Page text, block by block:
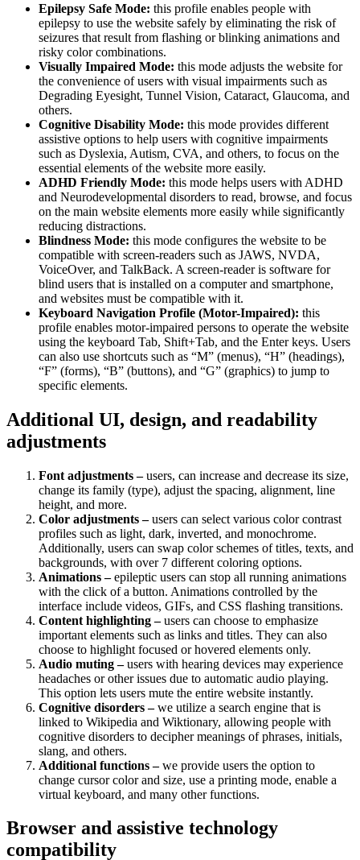
Epilepsy Safe Mode: this profile enables people with
epilepsy to use the website safely by eliminating the risk of
seizures that result from flashing or blinking animations and
risky color combinations.
Visually Impaired Mode: this mode adjusts the website for
the convenience of users with visual impairments such as
Degrading Eyesight, Tunnel Vision, Cataract, Glaucoma, and
others.
Cognitive Disability Mode: this mode provides different
assistive options to help users with cognitive impairments
such as Dyslexia, Autism, CVA, and others, to focus on the
essential elements of the website more easily.
ADHD Friendly Mode: this mode helps users with ADHD
and Neurodevelopmental disorders to read, browse, and focus
on the main website elements more easily while significantly
reducing distractions.
Blindness Mode: this mode configures the website to be
compatible with screen-readers such as JAWS, NVDA,
VoiceOver, and TalkBack. A screen-reader is software for
blind users that is installed on a computer and smartphone,
and websites must be compatible with it.
Keyboard Navigation Profile (Motor-Impaired): this
profile enables motor-impaired persons to operate the website
using the keyboard Tab, Shift+Tab, and the Enter keys. Users
can also use shortcuts such as “M” (menus), “H” (headings),
“F” (forms), “B” (buttons), and “G” (graphics) to jump to
specific elements.
Additional UI, design, and readability
adjustments
Font adjustments –users, can increase and decrease its size,
change its family (type), adjust the spacing, alignment, line
height, and more.
Color adjustments –users can select various color contrast
profiles such as light, dark, inverted, and monochrome.
Additionally, users can swap color schemes of titles, texts, and
backgrounds, with over 7 different coloring options.
Animations –epileptic users can stop all running animations
with the click of a button. Animations controlled by the
interface include videos, GIFs, and CSS flashing transitions.
Content highlighting –users can choose to emphasize
important elements such as links and titles. They can also
choose to highlight focused or hovered elements only.
Audio muting –users with hearing devices may experience
headaches or other issues due to automatic audio playing.
This option lets users mute the entire website instantly.
Cognitive disorders –we utilize a search engine that is
linked to Wikipedia and Wiktionary, allowing people with
cognitive disorders to decipher meanings of phrases, initials,
slang, and others.
Additional functions –we provide users the option to
change cursor color and size, use a printing mode, enable a
virtual keyboard, and many other functions.
Browser and assistive technology
compatibility